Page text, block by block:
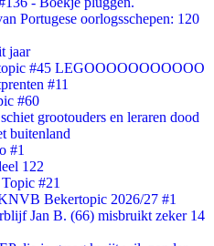
Portugese oorlogsschepen: 120
jaar
#45 LEGOOOOOOOOOOO
#11
#60
grootouders en leraren dood
buitenland
#1
122
#21
Bekertopic 2026/27 #1
Jan B. (66) misbruikt zeker 14